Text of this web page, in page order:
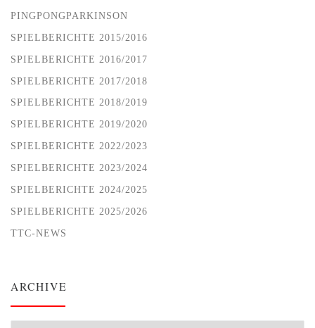
PINGPONGPARKINSON
SPIELBERICHTE 2015/2016
SPIELBERICHTE 2016/2017
SPIELBERICHTE 2017/2018
SPIELBERICHTE 2018/2019
SPIELBERICHTE 2019/2020
SPIELBERICHTE 2022/2023
SPIELBERICHTE 2023/2024
SPIELBERICHTE 2024/2025
SPIELBERICHTE 2025/2026
TTC-NEWS
ARCHIVE